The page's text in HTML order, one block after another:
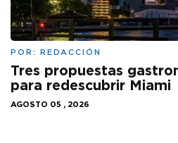
POR: REDACCIÓN
Tres propuestas
para redescubrir Miami
AGOSTO 05 , 2026